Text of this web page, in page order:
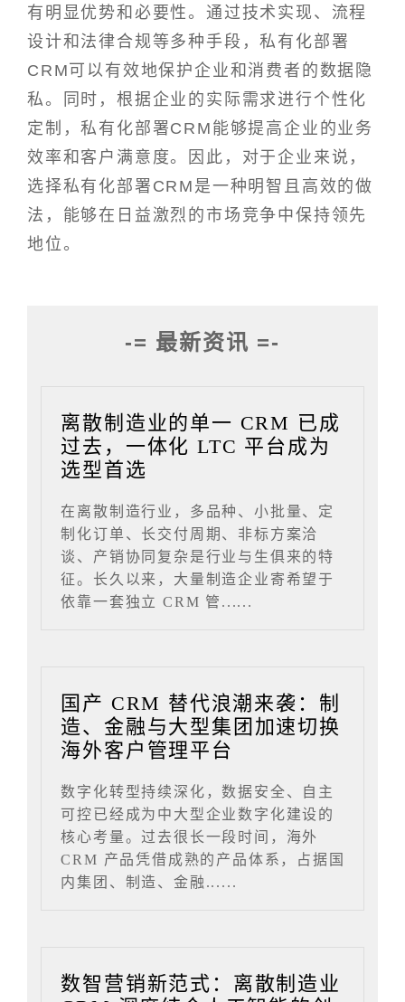
有明显优势和必要性。通过技术实现、流程
设计和法律合规等多种手段，私有化部署
CRM可以有效地保护企业和消费者的数据隐
私。同时，根据企业的实际需求进行个性化
定制，私有化部署CRM能够提高企业的业务
效率和客户满意度。因此，对于企业来说，
选择私有化部署CRM是一种明智且高效的做
法，能够在日益激烈的市场竞争中保持领先
地位。
-= 最新资讯 =-
离散制造业的单一 CRM 已成
过去，一体化 LTC 平台成为
选型首选
在离散制造行业，多品种、小批量、定
制化订单、长交付周期、非标方案洽
谈、产销协同复杂是行业与生俱来的特
征。长久以来，大量制造企业寄希望于
依靠一套独立 CRM 管......
国产 CRM 替代浪潮来袭：制
造、金融与大型集团加速切换
海外客户管理平台
数字化转型持续深化，数据安全、自主
可控已经成为中大型企业数字化建设的
核心考量。过去很长一段时间，海外
CRM 产品凭借成熟的产品体系，占据国
内集团、制造、金融......
数智营销新范式：离散制造业